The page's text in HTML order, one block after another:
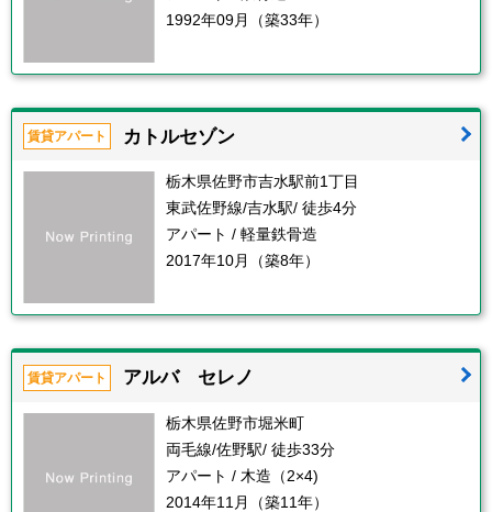
1992年09月（築33年）
賃貸アパート カトルセゾン
栃木県佐野市吉水駅前1丁目
東武佐野線/吉水駅/ 徒歩4分
アパート / 軽量鉄骨造
2017年10月（築8年）
賃貸アパート アルバ セレノ
栃木県佐野市堀米町
両毛線/佐野駅/ 徒歩33分
アパート / 木造（2×4)
2014年11月（築11年）